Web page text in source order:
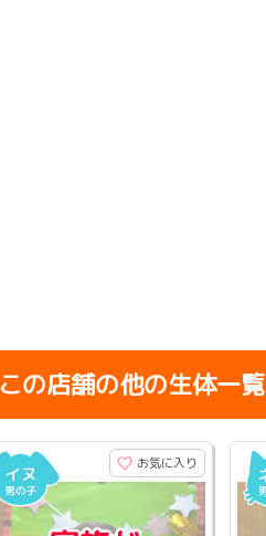
この店舗の他の生体一覧
お気に入り